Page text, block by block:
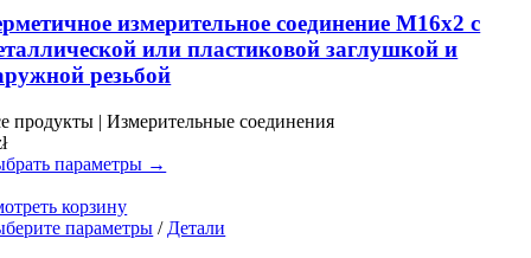
имеет
несколько
вариаций.
Опции
выбрать
странице
измерительное соединение M16x2 с
или пластиковой заглушкой и
резьбой
продукты | Измерительные соединения
параметры →
корзину
параметры Этот
/ Детали